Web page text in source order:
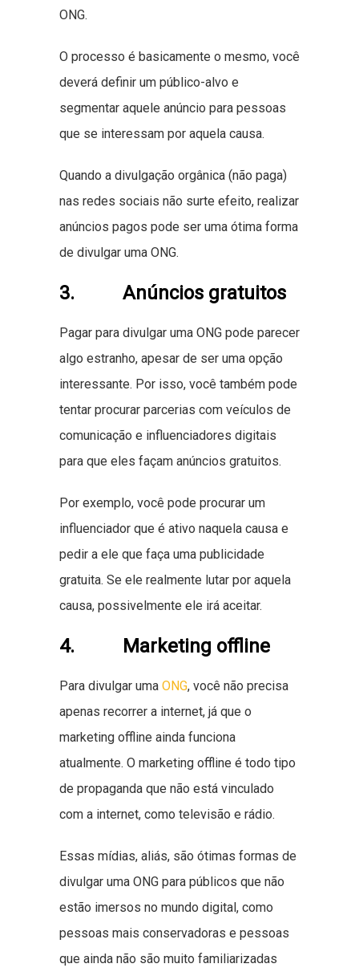
ONG.
O processo é basicamente o mesmo, você
deverá definir um público-alvo e
segmentar aquele anúncio para pessoas
que se interessam por aquela causa.
Quando a divulgação orgânica (não paga)
nas redes sociais não surte efeito, realizar
anúncios pagos pode ser uma ótima forma
de divulgar uma ONG.
3. Anúncios gratuitos
Pagar para divulgar uma ONG pode parecer
algo estranho, apesar de ser uma opção
interessante. Por isso, você também pode
tentar procurar parcerias com veículos de
comunicação e influenciadores digitais
para que eles façam anúncios gratuitos.
Por exemplo, você pode procurar um
influenciador que é ativo naquela causa e
pedir a ele que faça uma publicidade
gratuita. Se ele realmente lutar por aquela
causa, possivelmente ele irá aceitar.
4. Marketing offline
Para divulgar uma ONG, você não precisa
apenas recorrer a internet, já que o
marketing offline ainda funciona
atualmente. O marketing offline é todo tipo
de propaganda que não está vinculado
com a internet, como televisão e rádio.
Essas mídias, aliás, são ótimas formas de
divulgar uma ONG para públicos que não
estão imersos no mundo digital, como
pessoas mais conservadoras e pessoas
que ainda não são muito familiarizadas